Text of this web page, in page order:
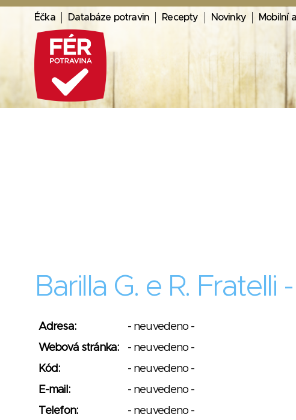
Éčka Databáze potravin Recepty Novinky Mobilní
Barilla G. e R.
Adresa:
- neuvedeno -
Webová stránka:
- neuvedeno -
Kód:
- neuvedeno -
E-mail:
- neuvedeno -
Telefon:
- neuvedeno -